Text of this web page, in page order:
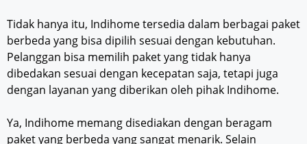
Tidak hanya itu, Indihome tersedia dalam berbagai paket
berbeda yang bisa dipilih sesuai dengan kebutuhan.
Pelanggan bisa memilih paket yang tidak hanya
dibedakan sesuai dengan kecepatan saja, tetapi juga
dengan layanan yang diberikan oleh pihak Indihome.
Ya, Indihome memang disediakan dengan beragam
paket yang berbeda yang sangat menarik. Selain